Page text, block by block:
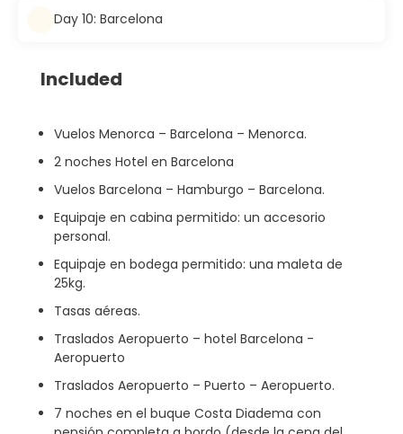
Day 10: Barcelona
Included
Vuelos Menorca – Barcelona – Menorca.
2 noches Hotel en Barcelona
Vuelos Barcelona – Hamburgo – Barcelona.
Equipaje en cabina permitido: un accesorio
personal.
Equipaje en bodega permitido: una maleta de
25kg.
Tasas aéreas.
Traslados Aeropuerto – hotel Barcelona -
Aeropuerto
Traslados Aeropuerto – Puerto – Aeropuerto.
7 noches en el buque Costa Diadema con